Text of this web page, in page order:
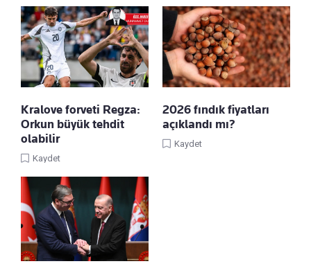
Kralove forveti Regza:
Orkun büyük tehdit
olabilir
Kaydet
2026 fındık fiyatları
açıklandı mı?
Kaydet